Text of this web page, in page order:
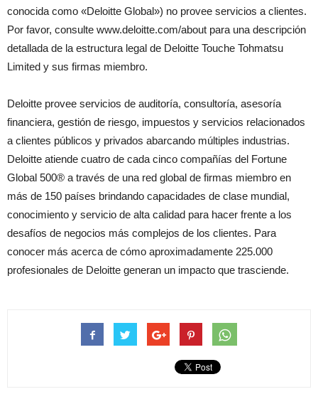
conocida como «Deloitte Global») no provee servicios a clientes.
Por favor, consulte www.deloitte.com/about para una descripción
detallada de la estructura legal de Deloitte Touche Tohmatsu
Limited y sus firmas miembro.
Deloitte provee servicios de auditoría, consultoría, asesoría
financiera, gestión de riesgo, impuestos y servicios relacionados
a clientes públicos y privados abarcando múltiples industrias.
Deloitte atiende cuatro de cada cinco compañías del Fortune
Global 500® a través de una red global de firmas miembro en
más de 150 países brindando capacidades de clase mundial,
conocimiento y servicio de alta calidad para hacer frente a los
desafíos de negocios más complejos de los clientes. Para
conocer más acerca de cómo aproximadamente 225.000
profesionales de Deloitte generan un impacto que trasciende.